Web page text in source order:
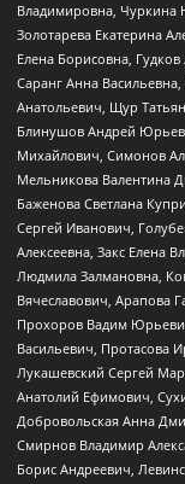
Владимировна, Чуркина
Золотарева Екатерина
Елена Борисовна,
Саранг Анна
Анатольевич, Щур
Блинушов Андрей
Михайлович, Симонов
Мельникова Валентина
Баженова Светлана
Сергей Иванович,
Алексеевна, Закс Елена
Людмила Залмановна,
Вячеславович, Арапова
Прохоров Вадим
Васильевич, Протасова
Лукашевский Сергей
Анатолий Ефимович,
Добровольская Анна
Смирнов Владимир
Борис Андреевич,